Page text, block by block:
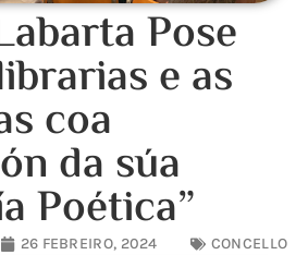
Pose
e as
coa
da súa
Poética”
26 FEBREIRO, 2024 CONCELLO